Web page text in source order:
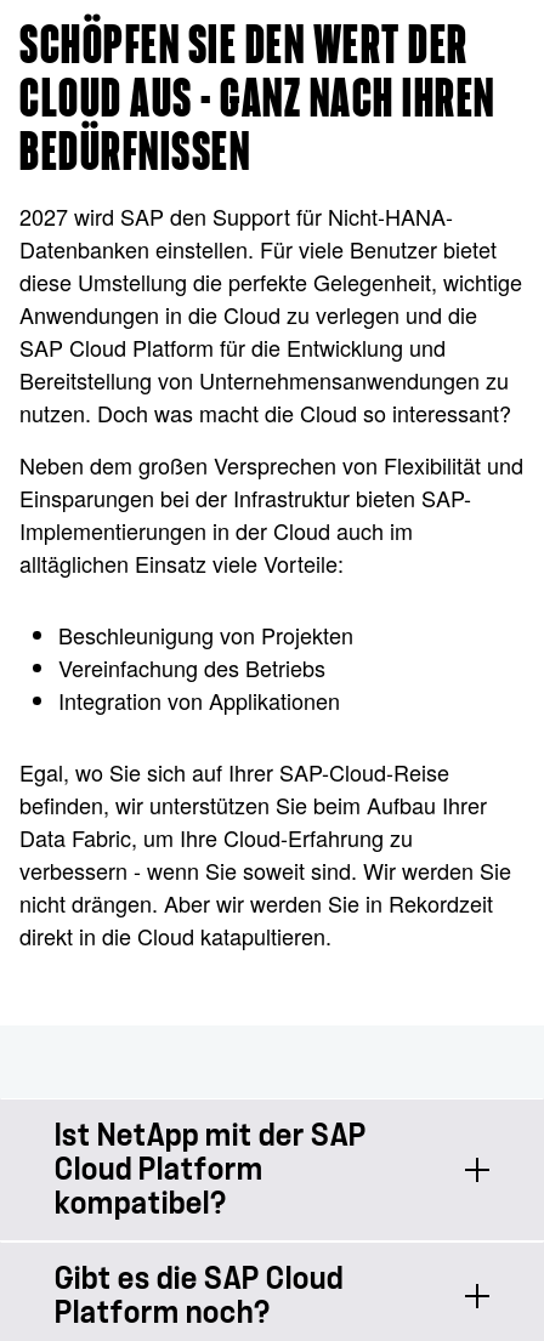
SCHÖPFEN SIE DEN WERT DER
CLOUD AUS - GANZ NACH IHREN
BEDÜRFNISSEN
2027 wird SAP den Support für Nicht-HANA-
Datenbanken einstellen. Für viele Benutzer bietet
diese Umstellung die perfekte Gelegenheit, wichtige
Anwendungen in die Cloud zu verlegen und die
SAP Cloud Platform für die Entwicklung und
Bereitstellung von Unternehmensanwendungen zu
nutzen. Doch was macht die Cloud so interessant?
Neben dem großen Versprechen von Flexibilität und
Einsparungen bei der Infrastruktur bieten SAP-
Implementierungen in der Cloud auch im
alltäglichen Einsatz viele Vorteile:
Beschleunigung von Projekten
Vereinfachung des Betriebs
Integration von Applikationen
Egal, wo Sie sich auf Ihrer SAP-Cloud-Reise
befinden, wir unterstützen Sie beim Aufbau Ihrer
Data Fabric, um Ihre Cloud-Erfahrung zu
verbessern - wenn Sie soweit sind. Wir werden Sie
nicht drängen. Aber wir werden Sie in Rekordzeit
direkt in die Cloud katapultieren.
Ist NetApp mit der SAP
Cloud Platform
kompatibel?
Ja! SAP hat sich für NetApp als
Partner für den Aufbau der HANA
Gibt es die SAP Cloud
Platform noch?